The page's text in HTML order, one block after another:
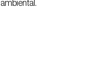
ambiental.